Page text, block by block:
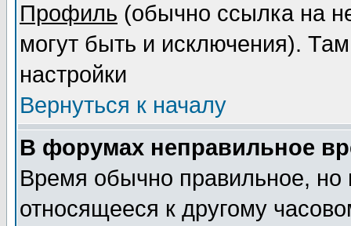
Профиль (обычно ссылка на
могут быть и исключения).
настройки
Вернуться к началу
В форумах неправильное
Время обычно правильное,
относящееся к другому